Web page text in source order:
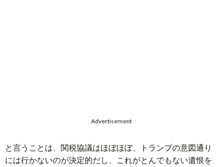
Advertisement
と言うことは、関税協議はほぼほぼ、トランプの意図通り
には行かないのが決定的だし、これがとんでもない遺恨を